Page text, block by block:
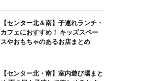
【センター北＆南】子連れランチ・
カフェにおすすめ！ キッズスペー
スやおもちゃのあるお店まとめ
【センター北・南】室内遊び場まと